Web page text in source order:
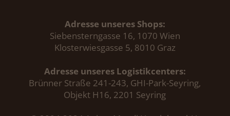
Adresse unseres Shops:
Siebensterngasse 16, 1070 Wien
Klosterwiesgasse 5, 8010 Graz
Adresse unseres Logistikcenters:
Brünner Straße 241-243, GHI-Park-Seyring,
Objekt H16, 2201 Seyring